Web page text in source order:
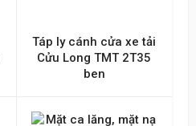
Táp ly cánh cửa xe tải
Cửu Long TMT 2T35
ben